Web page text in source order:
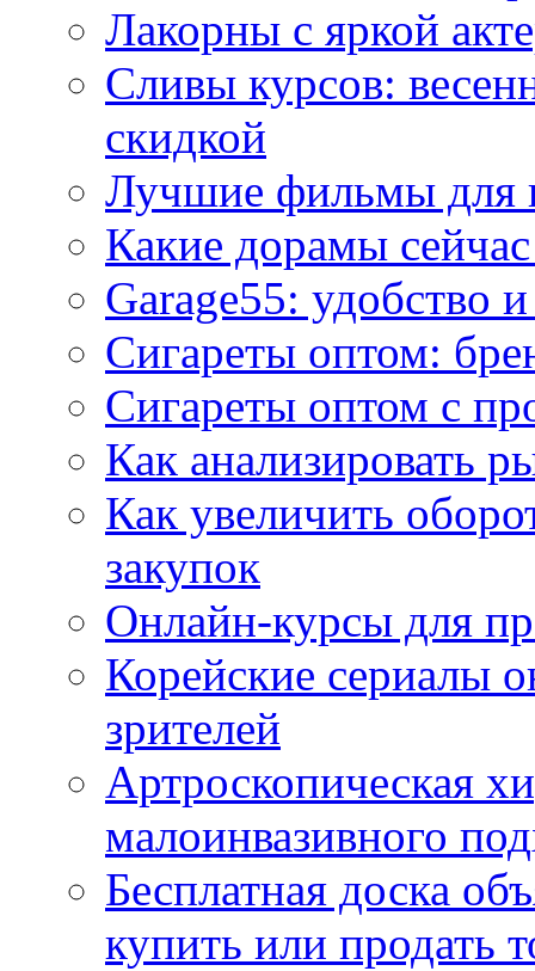
Лакорны с яркой
Сливы курсов:
скидкой
Лучшие фильмы для
Какие дорамы
Garage55: удобство
Сигареты оптом:
Сигареты оптом с
Как анализировать
Как увеличить
закупок
Онлайн-курсы для
Корейские сериалы
зрителей
Артроскопическая
малоинвазивного
Бесплатная доска
купить или продать